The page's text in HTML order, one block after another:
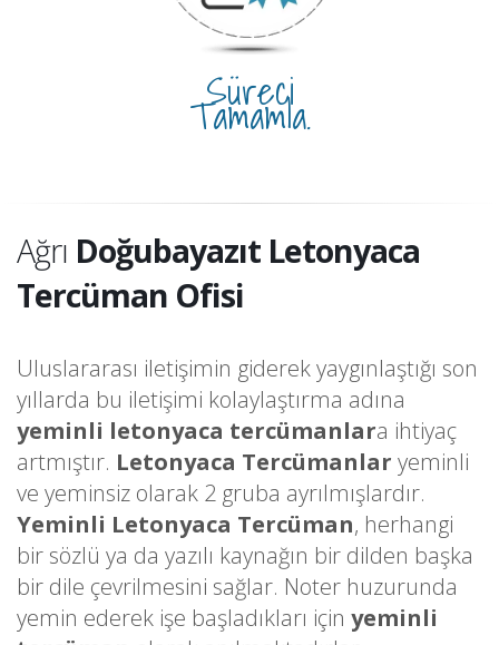
Süreci
Tamamla.
Ağrı Doğubayazıt Letonyaca
Tercüman Ofisi
Uluslararası iletişimin giderek yaygınlaştığı son
yıllarda bu iletişimi kolaylaştırma adına
yeminli letonyaca tercümanlara ihtiyaç
artmıştır. Letonyaca Tercümanlar yeminli
ve yeminsiz olarak 2 gruba ayrılmışlardır.
Yeminli Letonyaca Tercüman, herhangi
bir sözlü ya da yazılı kaynağın bir dilden başka
bir dile çevrilmesini sağlar. Noter huzurunda
yemin ederek işe başladıkları için yeminli